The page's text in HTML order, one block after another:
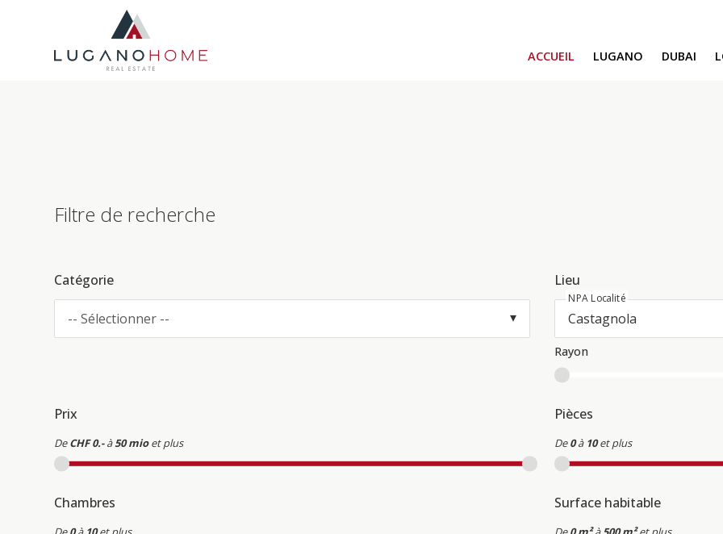
ACCUEIL LUGANO
DUBAI
Filtre de recherche
Catégorie
-- Sélectionner --
Lieu
NPA Localité
Rayon
Prix
De CHF 0.- à 50 mio et plus
Pièces
De 0 à 10 et plus
Chambres Surface habitable